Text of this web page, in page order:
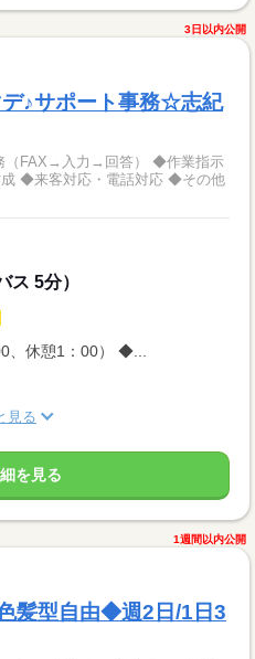
3日以内公開
デ♪サポート事務☆志紀
成 ◆来客対応・電話対応 ◆その他
ス 5分）
、休憩1：00） ◆...
見る
を見る
1週間以内公開
髪型自由◆週2日/1日3